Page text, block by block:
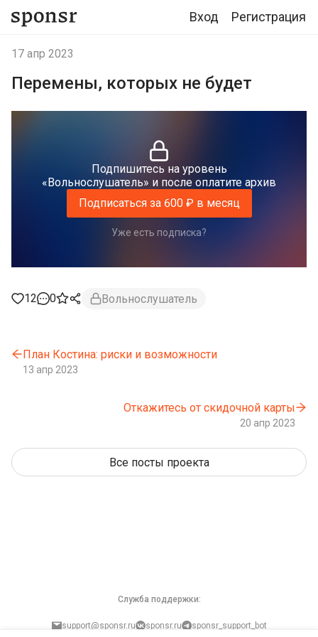
Вход Регистрация
17 апр 2023
Перемены, которых не будет
Подпишитесь на уровень
«Вольнослушатель» и после оплатите архив
Подписаться за 600 ₽ в месяц
Уже есть подписка?
12 0 Вольнослушатель
План Костина: риски и возможности
13 апр 2023
Откажитесь от скидочной карты
20 апр 2023
Все посты проекта
Служба поддержки:
support@sponsr.ru sponsr.ru sponsr_support_bot